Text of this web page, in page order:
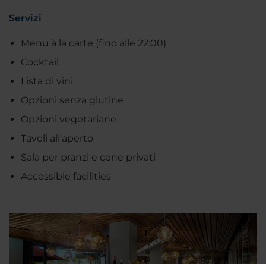
Servizi
Menu à la carte (fino alle 22:00)
Cocktail
Lista di vini
Opzioni senza glutine
Opzioni vegetariane
Tavoli all'aperto
Sala per pranzi e cene privati
Accessible facilities